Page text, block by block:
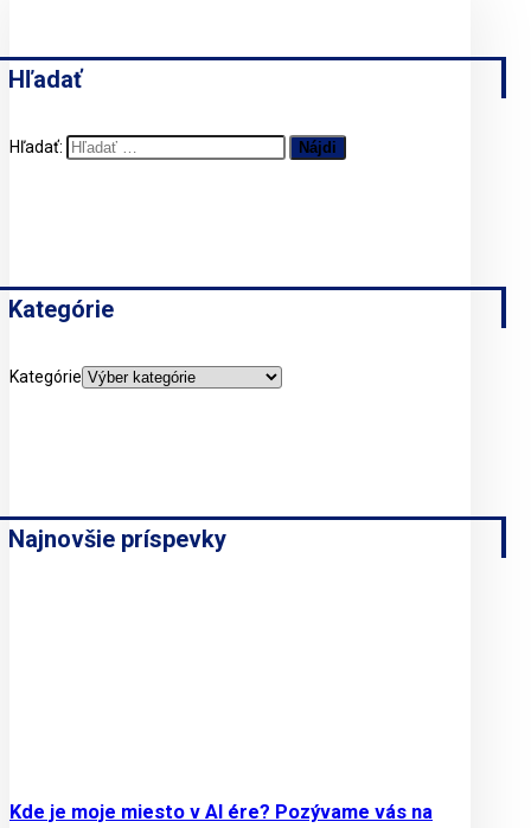
Hľadať
Hľadať:
Kategórie
Kategórie
Najnovšie príspevky
Kde je moje miesto v AI ére? Pozývame vás na